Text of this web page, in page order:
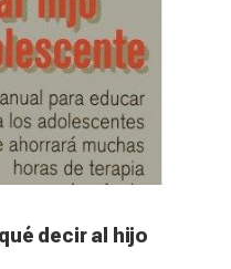
decir al hijo